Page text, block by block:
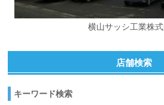
横山サッシ工業株
店舗検索
キーワード検索